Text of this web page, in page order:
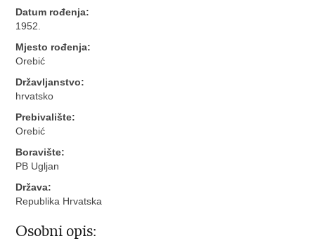
Datum rođenja:
1952.
Mjesto rođenja:
Orebić
Državljanstvo:
hrvatsko
Prebivalište:
Orebić
Boravište:
PB Ugljan
Država:
Republika Hrvatska
Osobni opis: